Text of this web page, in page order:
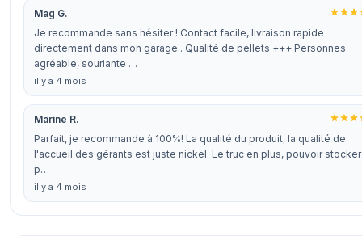
Mag G.
Je recommande sans hésiter ! Contact facile, livraison rapide
directement dans mon garage . Qualité de pellets +++ Personnes
agréable, souriante …
il y a 4 mois
Marine R.
Parfait, je recommande à 100%! La qualité du produit, la qualité de
l'accueil des gérants est juste nickel. Le truc en plus, pouvoir
p…
il y a 4 mois